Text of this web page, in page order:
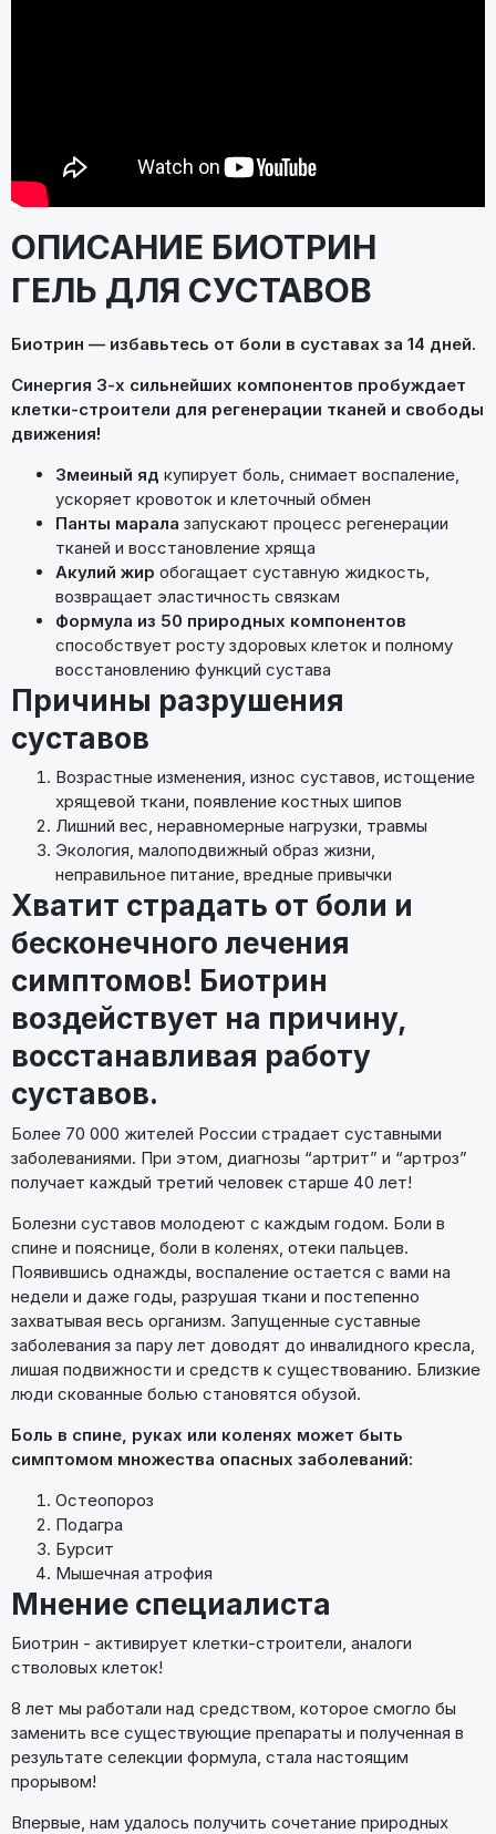
ОПИСАНИЕ БИОТРИН
ГЕЛЬ ДЛЯ СУСТАВОВ
Биотрин — избавьтесь от боли в суставах за 14 дней.
Синергия 3-х сильнейших компонентов пробуждает
клетки-строители для регенерации тканей и свободы
движения!
Змеиный яд купирует боль, снимает воспаление,
ускоряет кровоток и клеточный обмен
Панты марала запускают процесс регенерации
тканей и восстановление хряща
Акулий жир обогащает суставную жидкость,
возвращает эластичность связкам
Формула из 50 природных компонентов
способствует росту здоровых клеток и полному
восстановлению функций сустава
Причины разрушения
суставов
Возрастные изменения, износ суставов, истощение
хрящевой ткани, появление костных шипов
Лишний вес, неравномерные нагрузки, травмы
Экология, малоподвижный образ жизни,
неправильное питание, вредные привычки
Хватит страдать от боли и
бесконечного лечения
симптомов! Биотрин
воздействует на причину,
восстанавливая работу
суставов.
Более 70 000 жителей России страдает суставными
заболеваниями. При этом, диагнозы “артрит” и “артроз”
получает каждый третий человек старше 40 лет!
Болезни суставов молодеют с каждым годом. Боли в
спине и пояснице, боли в коленях, отеки пальцев.
Появившись однажды, воспаление остается с вами на
недели и даже годы, разрушая ткани и постепенно
захватывая весь организм. Запущенные суставные
заболевания за пару лет доводят до инвалидного кресла,
лишая подвижности и средств к существованию. Близкие
люди скованные болью становятся обузой.
Боль в спине, руках или коленях может быть
симптомом множества опасных заболеваний:
Остеопороз
Подагра
Бурсит
Мышечная атрофия
Мнение специалиста
Биотрин - активирует клетки-строители, аналоги
стволовых клеток!
8 лет мы работали над средством, которое смогло бы
заменить все существующие препараты и полученная в
результате селекции формула, стала настоящим
прорывом!
Впервые, нам удалось получить сочетание природных